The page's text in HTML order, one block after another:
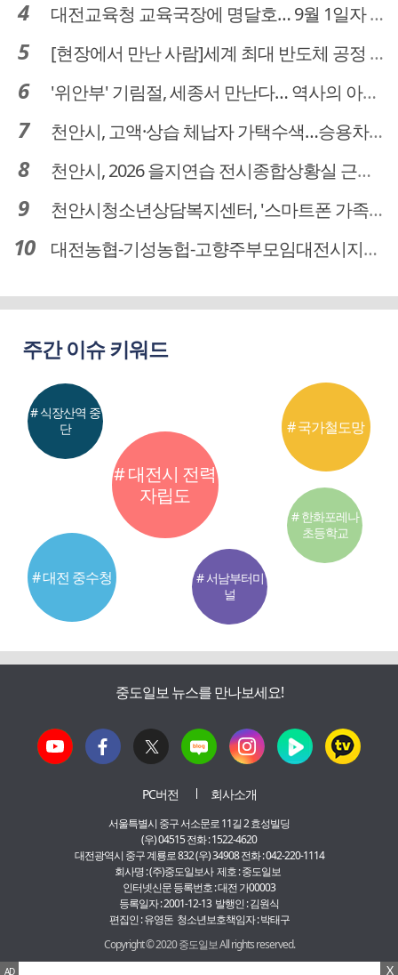
대전교육청 교육국장에 명달호… 9월 1일자 181명 인사
[현장에서 만난 사람]세계 최대 반도체 공정 장비 제조 기업 ASML 한종호 매니저
'위안부' 기림절, 세종서 만난다… 역사의 아픔 치유, '평화의 장'
천안시, 고액·상습 체납자 가택수색…승용차 압류·공매 착수
천안시, 2026 을지연습 전시종합상황실 근무자 사전교육
천안시청소년상담복지센터, '스마트폰 가족치유캠프' 운영
대전농협-기성농헙-고향주부모임대전시지회, 이심점심 중식지원 봉사활동
주간 이슈 키워드
# 대전시 전력
자립도
# 대전 중수청
# 국가철도망
# 식장산역 중
단
# 서남부터미
널
# 한화포레나
초등학교
중도일보 뉴스를 만나보세요!
PC버전 회사소개
서울특별시 중구 서소문로 11길 2 효성빌딩
(우) 04515 전화 : 1522-4620
대전광역시 중구 계룡로 832 (우) 34908 전화 : 042-220-1114
회사명 : (주)중도일보사 제호 : 중도일보
인터넷신문 등록번호 : 대전 가00003
등록일자 : 2001-12-13 발행인 : 김원식
편집인 : 유영돈 청소년보호책임자 : 박태구
Copyright © 2020 중도일보 All rights reserved.
AD X